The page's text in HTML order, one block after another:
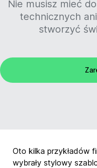
Nie musisz mieć
technicznych
stworzyć
Oto kilka przykładów
wybrały stylowy